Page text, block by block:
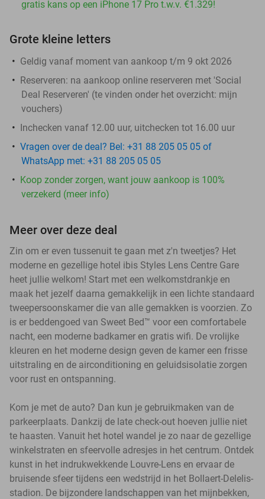
gratis kans op een iPhone 17 Pro t.w.v. €1.329!
Grote kleine letters
Geldig vanaf moment van aankoop t/m 9 okt 2026
Reserveren: na aankoop online reserveren met 'Social
Deal Reserveren' (te vinden onder het overzicht: mijn
vouchers)
Inchecken vanaf 12.00 uur, uitchecken tot 16.00 uur
Vragen over de deal? Bel: +31 88 205 05 05 of
WhatsApp met: +31 88 205 05 05
Koop zonder zorgen, want jouw aankoop is 100%
verzekerd (meer info)
Meer over deze deal
Zin om er even tussenuit te gaan met z'n tweetjes? Het
moderne en gezellige hotel ibis Styles Lens Centre Gare
heet jullie welkom! Start met een welkomstdrankje en
maak het jezelf daarna gemakkelijk in een lichte standaard
tweepersoonskamer die van alle gemakken is voorzien. Zo
is er beddengoed van Sweet Bed™ voor een comfortabele
nacht, een moderne badkamer en gratis wifi. De vrolijke
kleuren en het moderne design geven de kamer een frisse
uitstraling en de airconditioning en geluidsisolatie zorgen
voor rust en ontspanning.
Kom je met de auto? Dan kun je gebruikmaken van de
parkeerplaats. Dankzij de late check-out hoeven jullie niet
te haasten. Vanuit het hotel wandel je zo naar de gezellige
winkelstraten en sfeervolle adresjes in het centrum. Ontdek
kunst in het indrukwekkende Louvre-Lens en ervaar de
bruisende sfeer tijdens een wedstrijd in het Bollaert-Delelis-
stadion. De bijzondere landschappen van het mijnbekken,